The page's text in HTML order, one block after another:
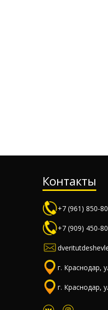
Контакты
+7 (961) 850-
+7 (909) 450-
г. Краснодар,
г. Краснодар,